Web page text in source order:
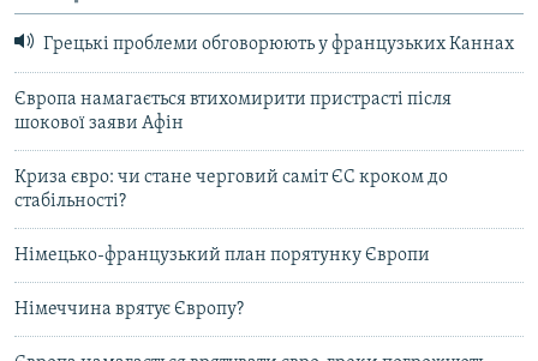
Грецькі проблеми обговорюють у французьких Каннах
Європа намагається втихомирити пристрасті після
шокової заяви Афін
Криза євро: чи стане черговий саміт ЄС кроком до
стабільності?
Німецько-французький план порятунку Європи
Німеччина врятує Європу?